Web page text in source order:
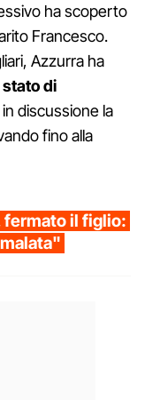
ha scoperto
Francesco.
Azzurra ha
di
discussione la
fino alla
fermato il figlio: